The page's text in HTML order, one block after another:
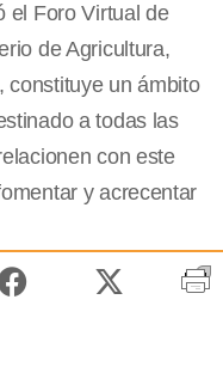
el Foro Virtual de
de Agricultura,
constituye un ámbito
a todas las
con este
y acrecentar